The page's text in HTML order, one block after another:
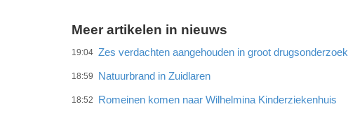
Meer artikelen in nieuws
19:04 Zes verdachten aangehouden in groot drugsonderzoek
18:59 Natuurbrand in Zuidlaren
18:52 Romeinen komen naar Wilhelmina Kinderziekenhuis